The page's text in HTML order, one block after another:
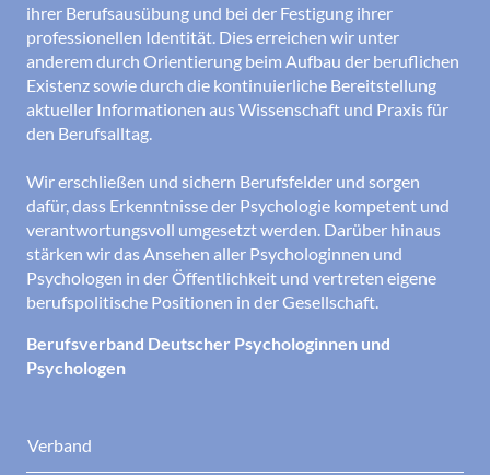
ihrer Berufsausübung und bei der Festigung ihrer
professionellen Identität. Dies erreichen wir unter
anderem durch Orientierung beim Aufbau der beruflichen
Existenz sowie durch die kontinuierliche Bereitstellung
aktueller Informationen aus Wissenschaft und Praxis für
den Berufsalltag.
Wir erschließen und sichern Berufsfelder und sorgen
dafür, dass Erkenntnisse der Psychologie kompetent und
verantwortungsvoll umgesetzt werden. Darüber hinaus
stärken wir das Ansehen aller Psychologinnen und
Psychologen in der Öffentlichkeit und vertreten eigene
berufspolitische Positionen in der Gesellschaft.
Berufsverband Deutscher Psychologinnen und
Psychologen
Verband